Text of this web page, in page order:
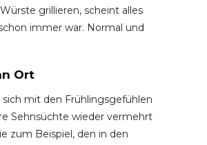
grillieren, scheint alles
immer war. Normal und
Ort
sich mit den Frühlingsgefühlen
Sehnsüchte wieder vermehrt
zum Beispiel, den in den